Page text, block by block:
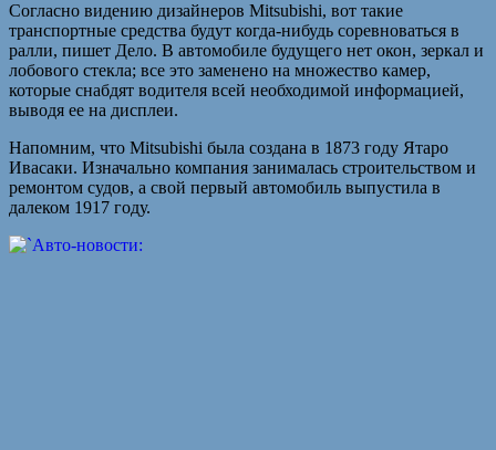
Согласно видению дизайнеров Mitsubishi, вот такие
транспортные средства будут когда-нибудь соревноваться в
ралли, пишет Дело. В автомобиле будущего нет окон, зеркал и
лобового стекла; все это заменено на множество камер,
которые снабдят водителя всей необходимой информацией,
выводя ее на дисплеи.
Напомним, что Mitsubishi была создана в 1873 году Ятаро
Ивасаки. Изначально компания занималась строительством и
ремонтом судов, а свой первый автомобиль выпустила в
далеком 1917 году.